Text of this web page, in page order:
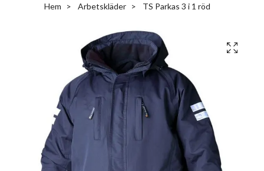
Hem Arbetskläder TS Parkas 3 i 1 röd